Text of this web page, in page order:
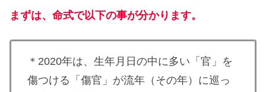
まずは、命式で以下の事が分かります。
＊2020年は、生年月日の中に多い「官」を
傷つける「傷官」が流年（その年）に巡っ